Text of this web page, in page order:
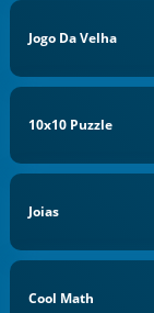
Jogo Da Velha
10x10 Puzzle
Joias
Cool Math